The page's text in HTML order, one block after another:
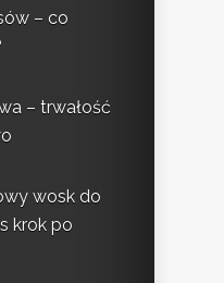
– co
– trwałość
wosk do
krok po